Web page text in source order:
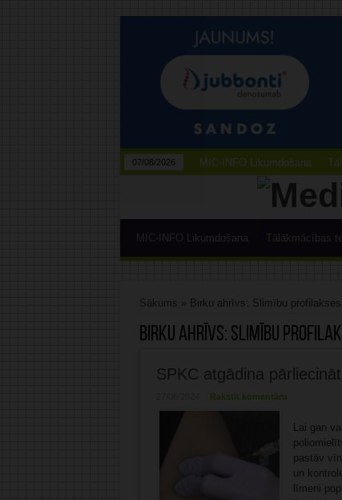
07/08/2026 MIC-INFO Likumdošana
MIC-INFO Likumdošana Tālākmācības
Sākums » Birku ahrīvs: Slimību
Birku ahrīvs: Slimību
SPKC atgādina
Rakstīt komentāru
Lai gan
pastāv
un
līmeni